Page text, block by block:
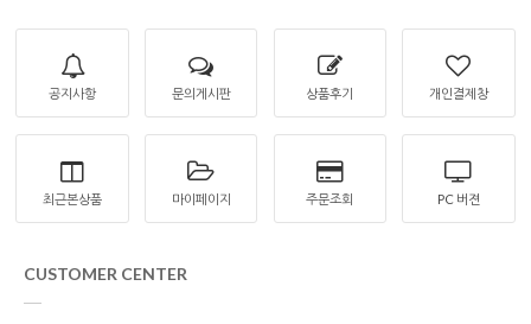
공지사항 문의게시판 상품후기 개인결제창
최근본상품 마이페이지 주문조회 PC 버젼
CUSTOMER CENTER